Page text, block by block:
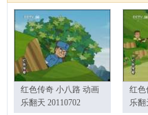
红色传奇 小八路 动画
乐翻天 20110702
红色
乐翻